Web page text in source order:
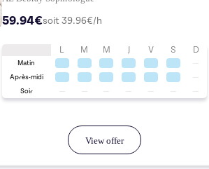
59.94€soit39.96€/h
L M M J V S D
Matin
Après-midi
Soir
View offer